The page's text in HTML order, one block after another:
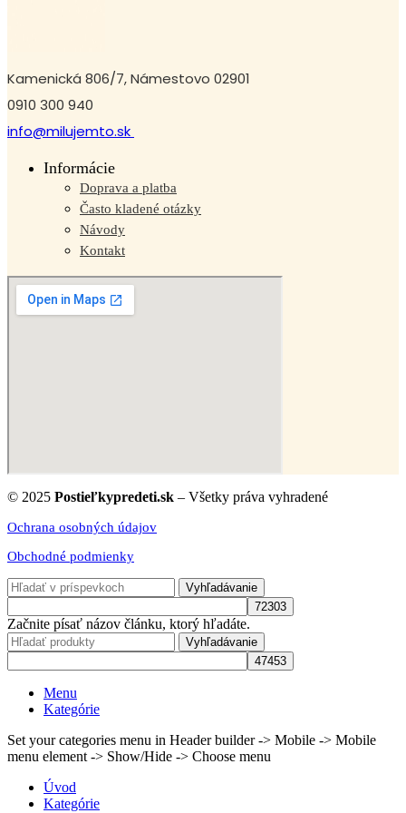
Kamenická 806/7, Námestovo 02901
0910 300 940
info@milujemto.sk
Informácie
Doprava a platba
Často kladené otázky
Návody
Kontakt
© 2025 Postieľkypredeti.sk – Všetky práva vyhradené
Ochrana osobných údajov
Obchodné podmienky
Vyhľadávanie
Začnite písať názov článku, ktorý hľadáte.
Vyhľadávanie
Menu
Kategórie
Set your categories menu in Header builder -> Mobile -> Mobile
menu element -> Show/Hide -> Choose menu
Úvod
Kategórie